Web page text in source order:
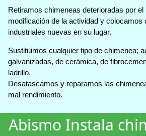
Retiramos chimeneas deterioradas por el
modificación de la actividad y colocamos
industriales nuevas en su lugar.
Sustituimos cualquier tipo de chimenea;
galvanizadas, de cerámica, de
ladrillo.
Desatascamos y reparamos las
mal rendimiento.
Abismo Instala